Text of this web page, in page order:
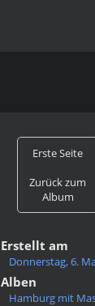
Erste Seite
Zurück zum
Album
Erstellt am
Donnerstag, 6.
Alben
Hamburg mit